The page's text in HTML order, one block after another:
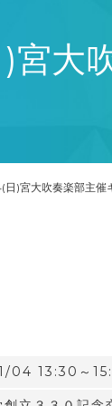
)宮大
日)宮大吹奏楽部主催
04 13:30～